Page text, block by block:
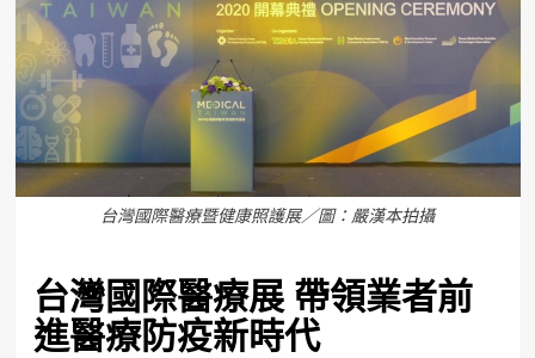
台灣國際醫療暨健康照護展／圖：嚴漢本拍攝
台灣國際醫療展 帶領業者前
進醫療防疫新時代